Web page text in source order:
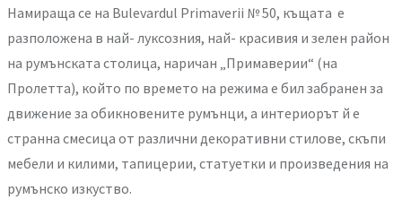
Намираща се на Bulevardul Primaverii № 50, къщата е
разположена в най- луксозния, най- красивия и зелен район
на румънската столица, наричан „Примаверии“ (на
Пролетта), който по времето на режима е бил забранен за
движение за обикновените румънци, а интериорът й е
странна смесица от различни декоративни стилове, скъпи
мебели и килими, тапицерии, статуетки и произведения на
румънско изкуство.